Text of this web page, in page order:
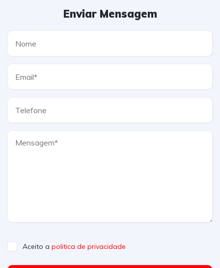
Enviar Mensagem
Aceito a politica de privacidade